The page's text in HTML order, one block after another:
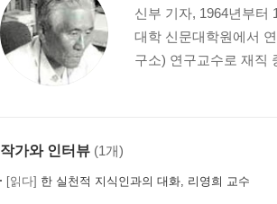
신부 기자, 1964년부터
대학 신문대학원에서
구소) 연구교수로 재직
작가와 인터뷰 (1개)
[읽다] 한 실천적 지식인과의 대화, 리영희 교수